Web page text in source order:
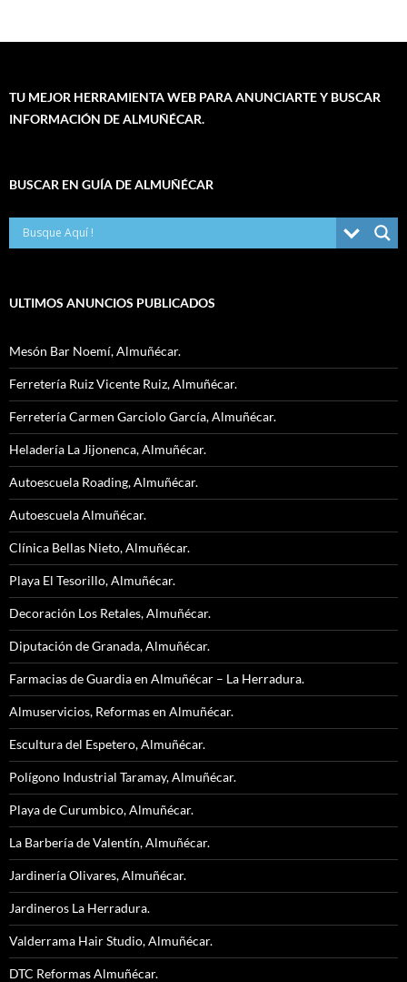
TU MEJOR HERRAMIENTA WEB PARA ANUNCIARTE Y BUSCAR
INFORMACIÓN DE ALMUÑÉCAR.
BUSCAR EN GUÍA DE ALMUÑÉCAR
ULTIMOS ANUNCIOS PUBLICADOS
Mesón Bar Noemí, Almuñécar.
Ferretería Ruiz Vicente Ruiz, Almuñécar.
Ferretería Carmen Garciolo García, Almuñécar.
Heladería La Jijonenca, Almuñécar.
Autoescuela Roading, Almuñécar.
Autoescuela Almuñécar.
Clínica Bellas Nieto, Almuñécar.
Playa El Tesorillo, Almuñécar.
Decoración Los Retales, Almuñécar.
Diputación de Granada, Almuñécar.
Farmacias de Guardia en Almuñécar – La Herradura.
Almuservicios, Reformas en Almuñécar.
Escultura del Espetero, Almuñécar.
Polígono Industrial Taramay, Almuñécar.
Playa de Curumbico, Almuñécar.
La Barbería de Valentín, Almuñécar.
Jardinería Olivares, Almuñécar.
Jardineros La Herradura.
Valderrama Hair Studio, Almuñécar.
DTC Reformas Almuñécar.